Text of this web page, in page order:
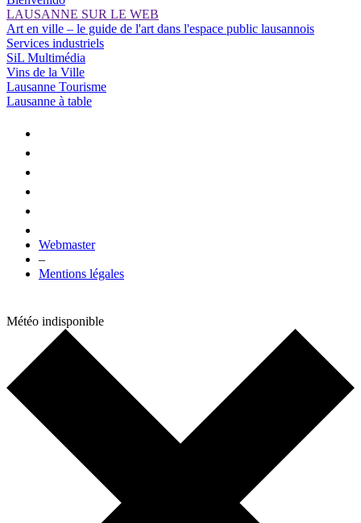
LAUSANNE SUR LE WEB
Art en ville – le guide de l'art dans l'espace public lausannois
Services industriels
SiL Multimédia
Vins de la Ville
Lausanne Tourisme
Lausanne à table
Webmaster
–
Mentions légales
Météo indisponible